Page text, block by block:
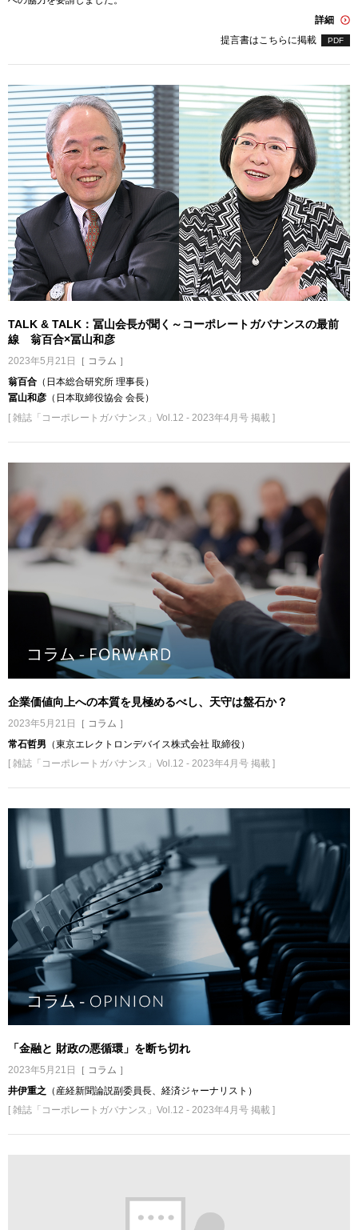
詳細
提言書はこちらに掲載
PDF
TALK & TALK：冨山会長が聞く～コーポレートガバナンスの最前
線 翁百合×冨山和彦
2023年5月21日
［ コラム ］
翁百合 （日本総合研究所 理事長）
冨山和彦 （日本取締役協会 会長）
[ 雑誌「コーポレートガバナンス」Vol.12 - 2023年4月号 掲載 ]
企業価値向上への本質を見極めるべし、天守は盤石か？
2023年5月21日
［ コラム ］
常石哲男 （東京エレクトロンデバイス株式会社 取締役）
[ 雑誌「コーポレートガバナンス」Vol.12 - 2023年4月号 掲載 ]
「金融と 財政の悪循環」を断ち切れ
2023年5月21日
［ コラム ］
井伊重之 （産経新聞論説副委員長、経済ジャーナリスト）
[ 雑誌「コーポレートガバナンス」Vol.12 - 2023年4月号 掲載 ]